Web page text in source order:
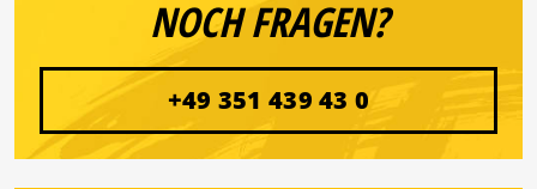
NOCH FRAGEN?
+49 351 439 43 0